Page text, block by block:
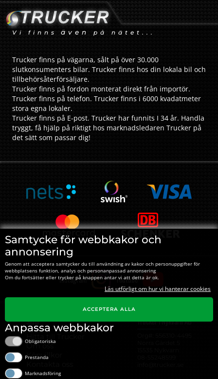
Samtycke för webbkakor och
annonsering
Genom att acceptera samtycker du till användning av kakor och personuppgifter för
webbplatsens funktion, analys och personanpassad annonsering
Om du fortsätter eller trycker på knappen antar vi att detta är ok.
Läs utförligt om hur vi hanterar cookies
ACCEPTERA ALLA
Anpassa webbkakor
Obligatoriska
Prestanda
Marknadsföring
Vi finns även på nätet...
Trucker finns på vägarna, sålt på över 30.000
slutkonsumenters bilar. Trucker finns hos din lokala bil och
tillbehörsåterförsäljare.
Trucker finns på fordon monterat direkt från importör.
Trucker finns på telefon. Trucker finns i 6000 kvadatmeter
stora egna lokaler.
Trucker finns på E-post. Trucker har funnits I 34 år. Handla
tryggt, få hjälp på riktigt hos marknadsledaren Trucker på
det sätt som passar dig!
Instagram Youtube
Sidor
Om oss
Köpvillkor
Kakor
Trucker i Nykvarn AB